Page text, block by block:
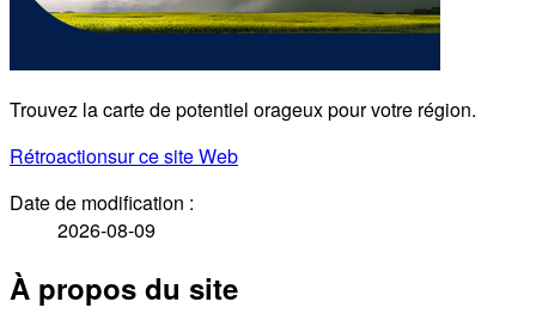
Trouvez la carte de potentiel orageux pour votre région.
Rétroactionsur ce site Web
Date de modification :
2026-08-09
À propos du site